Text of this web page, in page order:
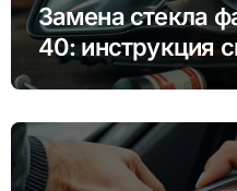
Замена стекла
40: инструкция